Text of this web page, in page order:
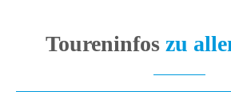
Toureninfos zu